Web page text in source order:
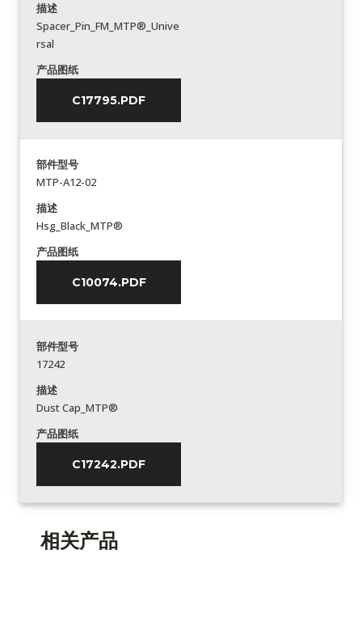
描述
Spacer_Pin_FM_MTP®_Unive
rsal
产品图纸
C17795.PDF
部件型号
MTP-A12-02
描述
Hsg_Black_MTP®
产品图纸
C10074.PDF
部件型号
17242
描述
Dust Cap_MTP®
产品图纸
C17242.PDF
相关产品